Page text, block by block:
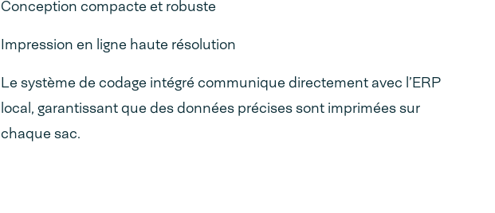
Conception compacte et robuste
Impression en ligne haute résolution
Le système de codage intégré communique directement avec l’ERP
local, garantissant que des données précises sont imprimées sur
chaque sac.